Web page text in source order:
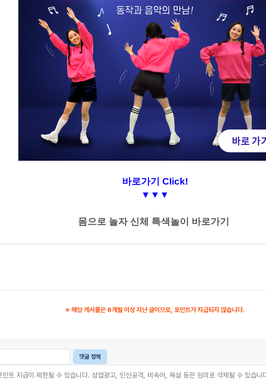
바로가기 CIick!
▼ ▼ ▼
몸으로 놀자 신체 특색놀이 바로가기
※ 해당 게시물은 6개월 이상 지난 글이므로, 포인트가 지급되지 않습니다.
댓글 정책